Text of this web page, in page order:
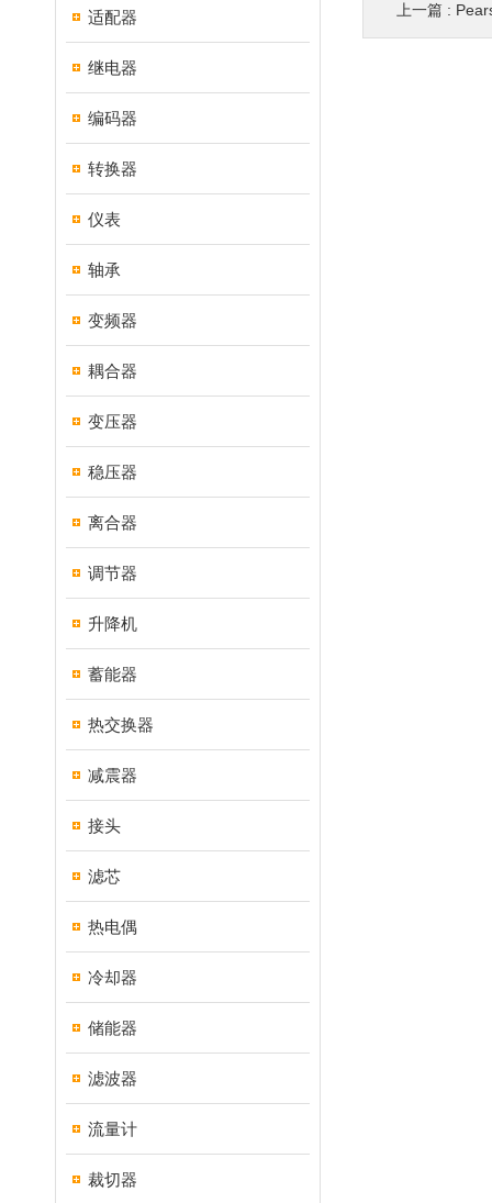
适配器
继电器
编码器
转换器
仪表
轴承
变频器
耦合器
变压器
稳压器
离合器
调节器
升降机
蓄能器
热交换器
减震器
接头
滤芯
热电偶
冷却器
储能器
滤波器
流量计
裁切器
上一篇 :